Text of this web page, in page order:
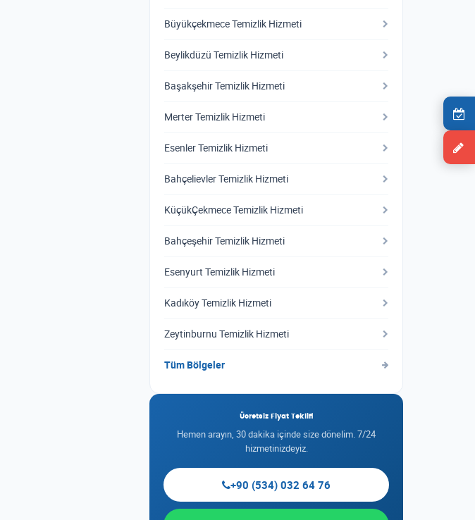
Büyükçekmece Temizlik Hizmeti
Beylikdüzü Temizlik Hizmeti
Başakşehir Temizlik Hizmeti
Merter Temizlik Hizmeti
Esenler Temizlik Hizmeti
Bahçelievler Temizlik Hizmeti
KüçükÇekmece Temizlik Hizmeti
Bahçeşehir Temizlik Hizmeti
Esenyurt Temizlik Hizmeti
Kadıköy Temizlik Hizmeti
Zeytinburnu Temizlik Hizmeti
Tüm Bölgeler
Ücretsiz Fiyat Teklifi
Hemen arayın, 30 dakika içinde size dönelim. 7/24
hizmetinizdeyiz.
+90 (534) 032 64 76